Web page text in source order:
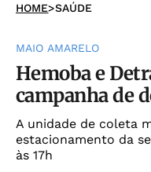
HOME>SAÚDE
MAIO AMARELO
Hemoba e
campanha de
A unidade de coleta
estacionamento da
às 17h